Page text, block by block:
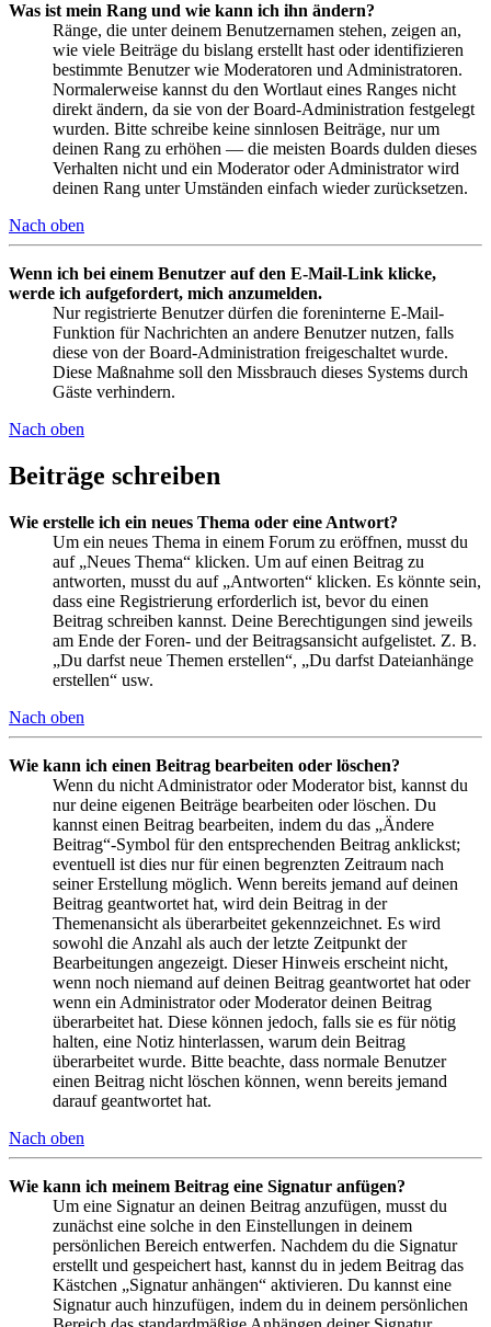
Was ist mein Rang und wie kann ich ihn ändern?
Ränge, die unter deinem Benutzernamen stehen, zeigen an,
wie viele Beiträge du bislang erstellt hast oder identifizieren
bestimmte Benutzer wie Moderatoren und Administratoren.
Normalerweise kannst du den Wortlaut eines Ranges nicht
direkt ändern, da sie von der Board-Administration festgelegt
wurden. Bitte schreibe keine sinnlosen Beiträge, nur um
deinen Rang zu erhöhen — die meisten Boards dulden dieses
Verhalten nicht und ein Moderator oder Administrator wird
deinen Rang unter Umständen einfach wieder zurücksetzen.
Nach oben
Wenn ich bei einem Benutzer auf den E-Mail-Link klicke,
werde ich aufgefordert, mich anzumelden.
Nur registrierte Benutzer dürfen die foreninterne E-Mail-
Funktion für Nachrichten an andere Benutzer nutzen, falls
diese von der Board-Administration freigeschaltet wurde.
Diese Maßnahme soll den Missbrauch dieses Systems durch
Gäste verhindern.
Nach oben
Beiträge schreiben
Wie erstelle ich ein neues Thema oder eine Antwort?
Um ein neues Thema in einem Forum zu eröffnen, musst du
auf „Neues Thema“ klicken. Um auf einen Beitrag zu
antworten, musst du auf „Antworten“ klicken. Es könnte sein,
dass eine Registrierung erforderlich ist, bevor du einen
Beitrag schreiben kannst. Deine Berechtigungen sind jeweils
am Ende der Foren- und der Beitragsansicht aufgelistet. Z. B.
„Du darfst neue Themen erstellen“, „Du darfst Dateianhänge
erstellen“ usw.
Nach oben
Wie kann ich einen Beitrag bearbeiten oder löschen?
Wenn du nicht Administrator oder Moderator bist, kannst du
nur deine eigenen Beiträge bearbeiten oder löschen. Du
kannst einen Beitrag bearbeiten, indem du das „Ändere
Beitrag“-Symbol für den entsprechenden Beitrag anklickst;
eventuell ist dies nur für einen begrenzten Zeitraum nach
seiner Erstellung möglich. Wenn bereits jemand auf deinen
Beitrag geantwortet hat, wird dein Beitrag in der
Themenansicht als überarbeitet gekennzeichnet. Es wird
sowohl die Anzahl als auch der letzte Zeitpunkt der
Bearbeitungen angezeigt. Dieser Hinweis erscheint nicht,
wenn noch niemand auf deinen Beitrag geantwortet hat oder
wenn ein Administrator oder Moderator deinen Beitrag
überarbeitet hat. Diese können jedoch, falls sie es für nötig
halten, eine Notiz hinterlassen, warum dein Beitrag
überarbeitet wurde. Bitte beachte, dass normale Benutzer
einen Beitrag nicht löschen können, wenn bereits jemand
darauf geantwortet hat.
Nach oben
Wie kann ich meinem Beitrag eine Signatur anfügen?
Um eine Signatur an deinen Beitrag anzufügen, musst du
zunächst eine solche in den Einstellungen in deinem
persönlichen Bereich entwerfen. Nachdem du die Signatur
erstellt und gespeichert hast, kannst du in jedem Beitrag das
Kästchen „Signatur anhängen“ aktivieren. Du kannst eine
Signatur auch hinzufügen, indem du in deinem persönlichen